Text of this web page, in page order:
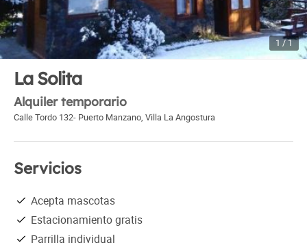
1 / 1
La Solita
Alquiler temporario
Calle Tordo 132- Puerto Manzano, Villa La Angostura
Servicios
Acepta mascotas
Estacionamiento gratis
Parrilla individual